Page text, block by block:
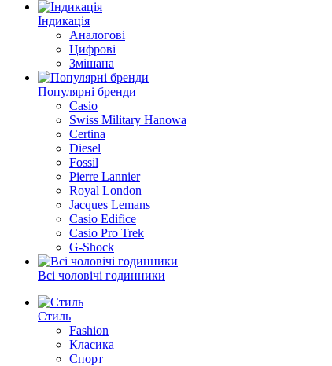
Індикація
Аналогові
Цифрові
Змішана
Популярні бренди
Casio
Swiss Military Hanowa
Certina
Diesel
Fossil
Pierre Lannier
Royal London
Jacques Lemans
Casio Edifice
Casio Pro Trek
G-Shock
Всі чоловічі годинники
Стиль
Fashion
Класика
Спорт